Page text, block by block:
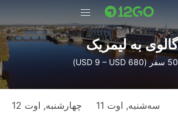
گالوی به لیمریک
50 سفر (USD 9 – USD 680)
سه‌شنبه, اوت 11 چهارشنبه, اوت 12